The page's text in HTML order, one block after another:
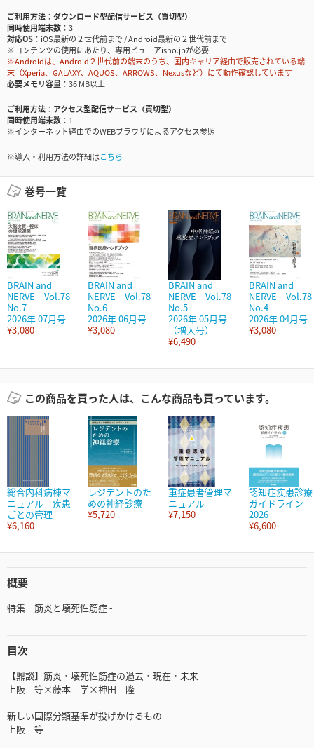
ご利用方法
ダウンロード型配信サービス（買切型）
同時使用端末数
3
対応OS
iOS最新の２世代前まで / Android最新の２世代前まで
※コンテンツの使用にあたり、専用ビューアisho.jpが必要
※Androidは、Android２世代前の端末のうち、国内キャリア経由で販売されている端
末（Xperia、GALAXY、AQUOS、ARROWS、Nexusなど）にて動作確認しています
必要メモリ容量
36 MB以上
ご利用方法
アクセス型配信サービス（買切型）
同時使用端末数
1
※インターネット経由でのWEBブラウザによるアクセス参照
※導入・利用方法の詳細はこちら
巻号一覧
BRAIN and
NERVE Vol.78
No.7
2026年 07月号
¥3,080
BRAIN and
NERVE Vol.78
No.6
2026年 06月号
¥3,080
BRAIN and
NERVE Vol.78
No.5
2026年 05月号
（増大号）
¥6,490
BRAIN and
NERVE Vol.78
No.4
2026年 04月号
¥3,080
この商品を買った人は、こんな商品も買っています。
総合内科病棟マ
ニュアル 疾患
ごとの管理
¥6,160
レジデントのた
めの神経診療
¥5,720
重症患者管理マ
ニュアル
¥7,150
認知症疾患診療
ガイドライン
2026
¥6,600
概要
特集 筋炎と壊死性筋症 -
目次
【鼎談】筋炎・壊死性筋症の過去・現在・未来
上阪 等×藤本 学×神田 隆
新しい国際分類基準が投げかけるもの
上阪 等